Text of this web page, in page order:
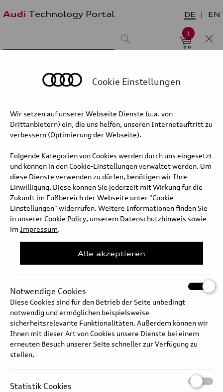
Audi Technology Portal DE EN
1
älteste zuerst
Kategorie/Unterkategorie
Audi Q5 SUV – Elektrifizierter
3.0 V6 TDI
Antriebstechnologie und
Fahrdynamik
Audi A5 Avant – 2.0 TDI mit
MHEV plus Technologie
Fahrdynamik
Cookie Einstellungen
Wir setzen auf unserer Webseite Dienste (u.a. von
Drittanbietern) ein, die uns helfen, unseren Internetauftritt zu
verbessern (Optimierung der Webseite).
Folgende Kategorien von Cookies werden durch uns eingesetzt
und können in den Cookie-Einstellungen verwaltet werden. Um
diese Dienste verwenden zu dürfen, benötigen wir Ihre
Einwilligung. Diese können Sie jederzeit mit Wirkung für die
Zukunft im Fußbereich der Webseite unter "Cookie-
Einstellungen" widerrufen. Weitere Informationen finden Sie
in unserer Cookie Policy, unserem Datenschutzhinweis sowie
im Impressum.
Alle akzeptieren
Notwendige Cookies
Diese Cookies sind für den Betrieb der Seite unbedingt
notwendig und ermöglichen beispielsweise
sicherheitsrelevante Funktionalitäten. Außerdem können wir
Ihnen mit dieser Art von Cookies unsere Dienste bei einem
erneuten Besuch unserer Seite schneller zur Verfügung zu
stellen.
Statistik Cookies